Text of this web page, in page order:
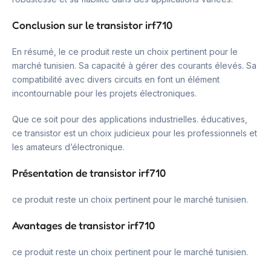
Conclusion sur le transistor irf710
En résumé, le ce produit reste un choix pertinent pour le
marché tunisien. Sa capacité à gérer des courants élevés. Sa
compatibilité avec divers circuits en font un élément
incontournable pour les projets électroniques.
Que ce soit pour des applications industrielles. éducatives,
ce transistor est un choix judicieux pour les professionnels et
les amateurs d’électronique.
Présentation de transistor irf710
ce produit reste un choix pertinent pour le marché tunisien.
Avantages de transistor irf710
ce produit reste un choix pertinent pour le marché tunisien.